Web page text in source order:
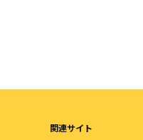
関連サイト